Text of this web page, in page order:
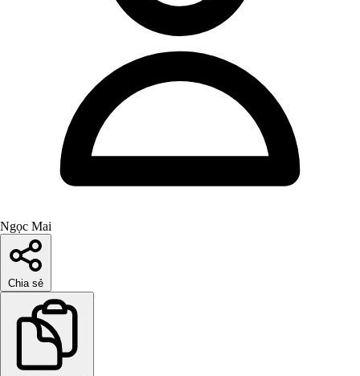
Ngọc Mai
Chia sẻ